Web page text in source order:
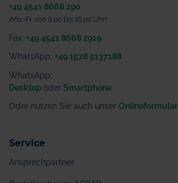
+49 4541 8668 290
(Mo.-Fr. von 8.00 bis 16.00 Uhr)
Fax: +49 4541 8668 2919
WhatsApp: +49 1578 5137188
WhatsApp:
Desktop oder Smartphone
Oder nutzen Sie auch unser Onlineformular
Service
Ansprechpartner